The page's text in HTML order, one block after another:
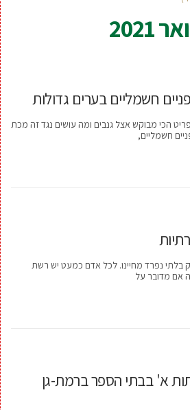
2021
חשמליים בערים גדולות
הכי מבוקש אצל גנבים ומה עושים נגד זה מכת
חשמליים,
בלתי נפרד מחיינו. לכל אדם כמעט יש רשת
אם מדובר על
א' בבתי הספר ברמת-גן